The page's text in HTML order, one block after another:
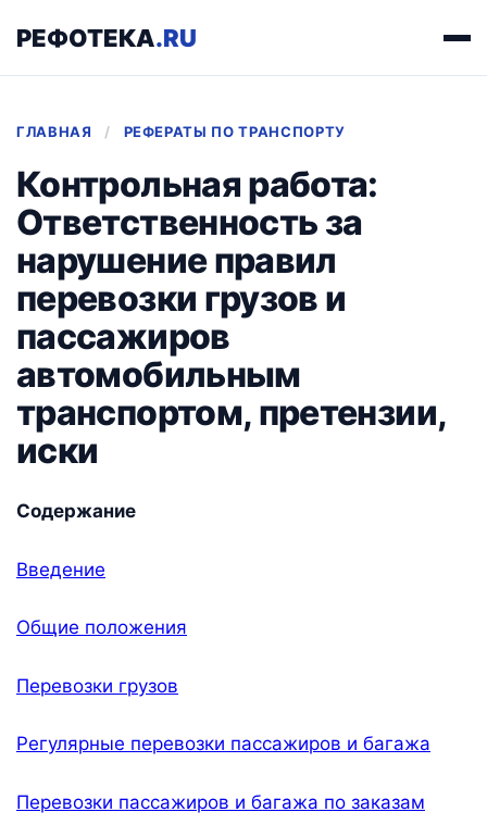
РЕФОТЕКА.RU
ГЛАВНАЯ / РЕФЕРАТЫ ПО ТРАНСПОРТУ
Контрольная работа:
Ответственность за
нарушение правил
перевозки грузов и
пассажиров
автомобильным
транспортом, претензии,
иски
Содержание
Введение
Общие положения
Перевозки грузов
Регулярные перевозки пассажиров и багажа
Перевозки пассажиров и багажа по заказам